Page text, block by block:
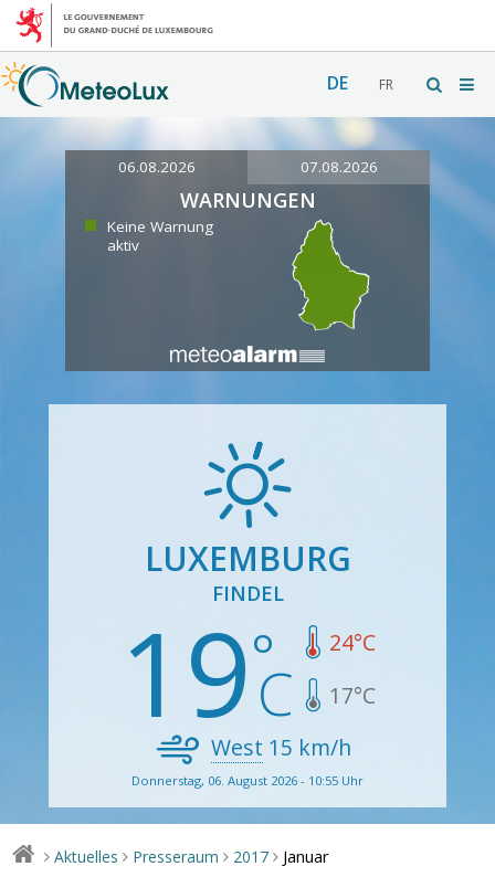
DE FR
06.08.2026 07.08.2026
WARNUNGEN
Keine Warnung
aktiv
LUXEMBURG
FINDEL
19 24°C
17°C
West 15 km/h
Donnerstag, 06. August 2026 - 10:55 Uhr
> Aktuelles > Presseraum > 2017 > Januar